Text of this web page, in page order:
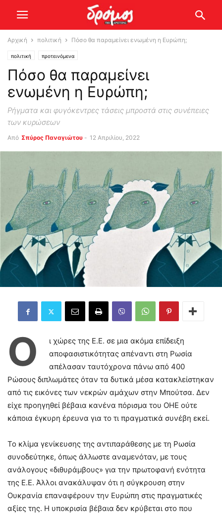
Αρχική πολιτική Πόσο θα παραμείνει ενωμένη η Ευρώπη;
πολιτική προτεινόμενα
Πόσο θα παραμείνει
ενωμένη η Ευρώπη;
Ρήγματα και φυγόκεντρες τάσεις μπροστά στις συνέπειες
των κυρώσεων
Από Σπύρος Παναγιώτου - 12 Απριλίου, 2022
Ο
ι χώρες της Ε.Ε. σε μια ακόμα επίδειξη
αποφασιστικότητας απέναντι στη Ρωσία
απέλασαν ταυτόχρονα πάνω από 400
Ρώσους διπλωμάτες όταν τα δυτικά μέσα κατακλείστηκαν
από τις εικόνες των νεκρών αμάχων στην Μπούτσα. Δεν
είχε προηγηθεί βέβαια κανένα πόρισμα του ΟΗΕ ούτε
κάποια έγκυρη έρευνα για το τι πραγματικά συνέβη εκεί.
Το κλίμα γενίκευσης της αντιπαράθεσης με τη Ρωσία
συνοδεύτηκε, όπως άλλωστε αναμενόταν, με τους
ανάλογους «διθυράμβους» για την πρωτοφανή ενότητα
της Ε.Ε. Άλλοι ανακάλυψαν ότι η σύγκρουση στην
Ουκρανία επαναφέρουν την Ευρώπη στις πραγματικές
αξίες της. Η υποκρισία βέβαια δεν κρύβεται στο που